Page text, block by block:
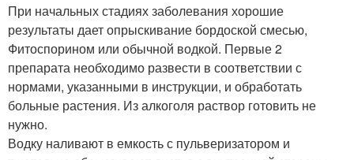
При начальных стадиях заболевания хорошие
результаты дает опрыскивание бордоской смесью,
Фитоспорином или обычной водкой. Первые 2
препарата необходимо развести в соответствии с
нормами, указанными в инструкции, и обработать
больные растения. Из алкоголя раствор готовить не
нужно.
Водку наливают в емкость с пульверизатором и